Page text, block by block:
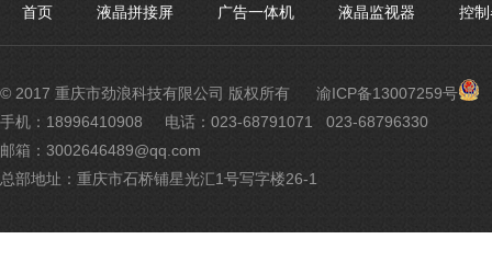
首页 液晶拼接屏 广告一体机 液晶监视器 控
© 2017 重庆市劲浪科技有限公司 版权所有 渝ICP备13007259号 渝
手机：18996410908
电话：023-68791071 023-68796330
邮箱：3002646489@qq.com
总部地址：重庆市石桥铺星光汇1号写字楼26-1